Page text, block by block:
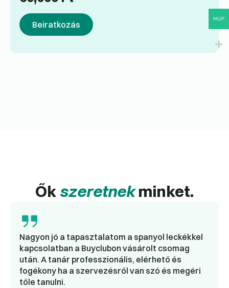
Beiratkozás
Őkszeretnekminket.
Nagyon jó a tapasztalatom a spanyol leckékkel
kapcsolatban a Buyclubon vásárolt csomag
után. A tanár professzionális, elérhető és
fogékony ha a szervezésről van szó és megéri
tőle tanulni.
HUF